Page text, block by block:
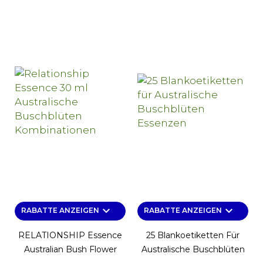
RABATTE ANZEIGEN keyboard_arrow_down
RELATIONSHIP Essence
Australian Bush Flower
RABATTE ANZEIGEN keyboard_arrow_down
25 Blankoetiketten Für
Australische Buschblüten